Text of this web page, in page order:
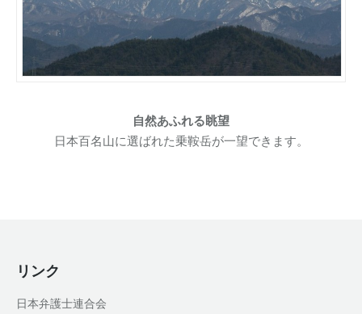
自然あふれる眺望
日本百名山に選ばれた乗鞍岳が一望できます。
リンク
日本弁護士連合会